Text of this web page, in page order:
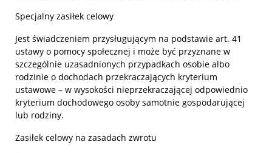
Specjalny zasiłek celowy
Jest świadczeniem przysługującym na podstawie art. 41
ustawy o pomocy społecznej i może być przyznane w
szczególnie uzasadnionych przypadkach osobie albo
rodzinie o dochodach przekraczających kryterium
ustawowe – w wysokości nieprzekraczającej odpowiednio
kryterium dochodowego osoby samotnie gospodarującej
lub rodziny.
Zasiłek celowy na zasadach zwrotu